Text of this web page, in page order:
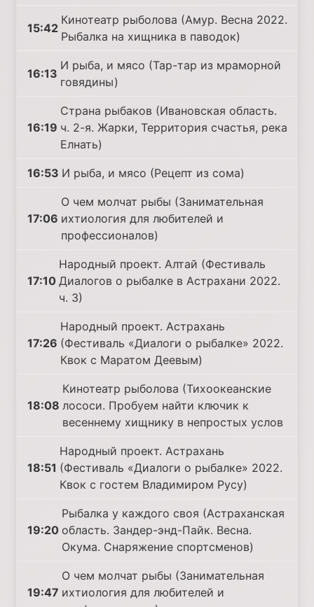
15:42
Кинотеатр рыболова (Амур. Весна 2022.
Рыбалка на хищника в паводок)
16:13
И рыба, и мясо (Тар-тар из мраморной
говядины)
16:19
Страна рыбаков (Ивановская область.
ч. 2-я. Жарки, Территория счастья, река
Елнать)
16:53 И рыба, и мясо (Рецепт из сома)
17:06
О чем молчат рыбы (Занимательная
ихтиология для любителей и
профессионалов)
17:10
Народный проект. Алтай (Фестиваль
Диалогов о рыбалке в Астрахани 2022.
ч. 3)
17:26
Народный проект. Астрахань
(Фестиваль «Диалоги о рыбалке» 2022.
Квок с Маратом Деевым)
18:08
Кинотеатр рыболова (Тихоокеанские
лососи. Пробуем найти ключик к
весеннему хищнику в непростых услов
18:51
Народный проект. Астрахань
(Фестиваль «Диалоги о рыбалке» 2022.
Квок с гостем Владимиром Русу)
19:20
Рыбалка у каждого своя (Астраханская
область. Зандер-энд-Пайк. Весна.
Окума. Снаряжение спортсменов)
19:47
О чем молчат рыбы (Занимательная
ихтиология для любителей и